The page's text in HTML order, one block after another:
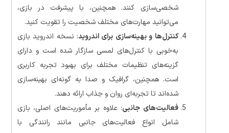
شخصی‌سازی کنند. همچنین، با پیشرفت در بازی،
می‌توانید مهارت‌های مختلف شخصیت را تقویت کنید.
کنترل‌ها و بهینه‌سازی برای اندروید: نسخه اندروید بازی
به‌خوبی با کنترل‌های لمسی سازگار شده است و دارای
گزینه‌های تنظیمات مختلف برای بهبود تجربه کاربری
است. همچنین، گرافیک و صدا به گونه‌ای بهینه‌سازی
شده‌اند تا تجربه‌ای روان و جذاب ارائه دهند.
فعالیت‌های جانبی: علاوه بر مأموریت‌های اصلی، بازی
شامل انواع فعالیت‌های جانبی مانند رانندگی با